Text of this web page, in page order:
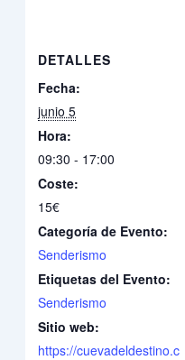
DETALLES
Fecha:
junio 5
Hora:
09:30 - 17:00
Coste:
15€
Categoría de Evento:
Senderismo
Etiquetas del Evento:
Senderismo
Sitio web:
https://cuevadeldestino.c